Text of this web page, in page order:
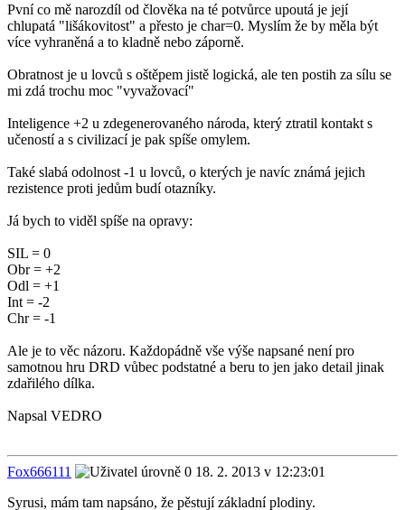
Pvní co mě narozdíl od člověka na té potvůrce upoutá je její
chlupatá "lišákovitost" a přesto je char=0. Myslím že by měla být
více vyhraněná a to kladně nebo záporně.
Obratnost je u lovců s oštěpem jistě logická, ale ten postih za sílu se
mi zdá trochu moc "vyvažovací"
Inteligence +2 u zdegenerovaného národa, který ztratil kontakt s
učeností a s civilizací je pak spíše omylem.
Také slabá odolnost -1 u lovců, o kterých je navíc známá jejich
rezistence proti jedům budí otazníky.
Já bych to viděl spíše na opravy:
SIL = 0
Obr = +2
Odl = +1
Int = -2
Chr = -1
Ale je to věc názoru. Každopádně vše výše napsané není pro
samotnou hru DRD vůbec podstatné a beru to jen jako detail jinak
zdařilého dílka.
Napsal VEDRO
Fox666111
18. 2. 2013 v 12:23:01
Syrusi, mám tam napsáno, že pěstují základní plodiny.